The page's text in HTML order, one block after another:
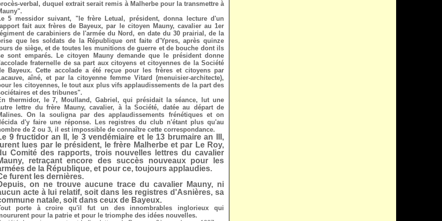
verbal, duquel extrait serait remis à Malherbe pour la transmettre à
5 messidor suivant, "le frère Letual, président, donna lecture d'un
fait aux frères de Bayeux, par le citoyen Mauny, cavalier au 1er
de carabiniers de l'armée du Nord, en date du 30 prairial, de la
que les soldats de la République ont faite d'Ypres, après quinze
de siège, et de toutes les munitions de guerre et de bouche dont ils
sont emparés. Le citoyen Mauny demande que le président donne
fraternelle de sa part aux citoyens et citoyennes de la Société
Bayeux. Cette accolade a été reçue pour les frères et citoyens par
aîné, et par la citoyenne femme Vitard (menuisier-architecte),
les citoyennes, le tout aux plus vifs applaudissements de la part des
et des tribunes".
thermidor, le 7, Moulland, Gabriel, qui présidait la séance, lut une
lettre du frère Mauny, cavalier, à la Société, datée au départ de
On la souligna par des applaudissements frénétiques et on
d'y faire une réponse. Les registres du club n'étant plus qu'au
de 2 ou 3, il est impossible de connaître cette correspondance.
9 fructidor an II, le 3 vendémiaire et le 13 brumaire an III,
lues par le président, le frère Malherbe et par Le Roy,
Comité des rapports, trois nouvelles lettres du cavalier
retraçant encore des succès nouveaux pour les
de la République, et pour ce, toujours applaudies.
furent les dernières.
on ne trouve aucune trace du cavalier Mauny, ni
acte à lui relatif, soit dans les registres d'Asnières, sa
natale, soit dans ceux de Bayeux.
porte à croire qu'il fut un des innombrables inglorieux qui
pour la patrie et pour le triomphe des idées nouvelles.